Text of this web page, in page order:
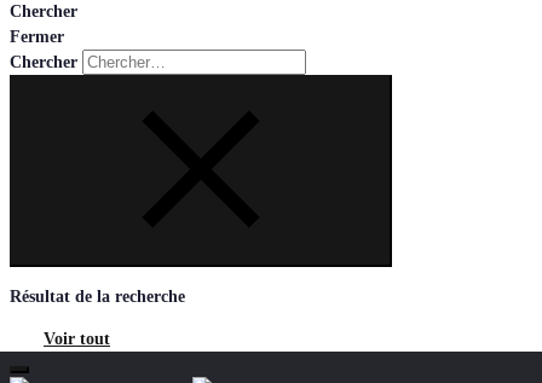
Chercher
Fermer
Chercher
Résultat de la recherche
Voir tout